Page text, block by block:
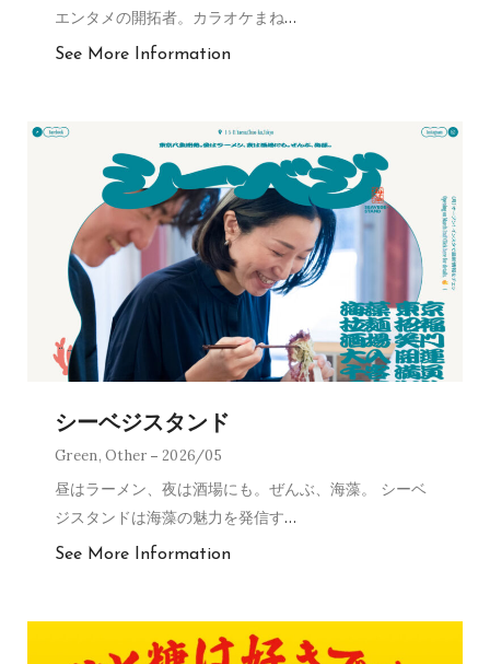
エンタメの開拓者。カラオケまね…
See More Information
シーベジスタンド
Green,Other 2026/05
昼はラーメン、夜は酒場にも。ぜんぶ、海藻。 シーベ
ジスタンドは海藻の魅力を発信す…
See More Information